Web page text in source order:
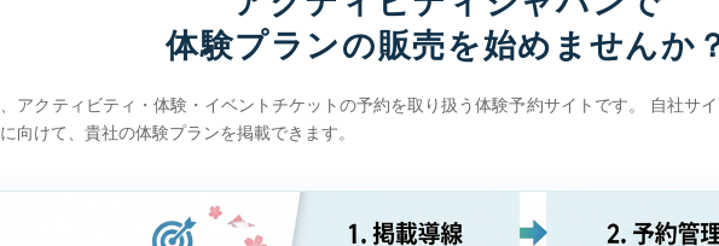
体験プランの販売を始めませんか
アクティビティ・体験・イベントチケットの予約を取り扱う体験予約サイトです。 自社サ
向けて、貴社の体験プランを掲載できます。